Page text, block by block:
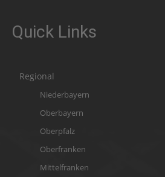
Quick Links
Regional
Niederbayern
Oberbayern
Oberpfalz
Oberfranken
Mittelfranken